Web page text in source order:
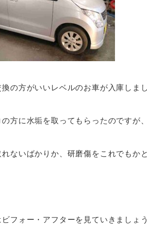
換の方がいいレベルのお車が入庫しま
の方に水垢を取ってもらったのですが
れないばかりか、研磨傷をこれでもか
ビフォー・アフターを見ていきましょ